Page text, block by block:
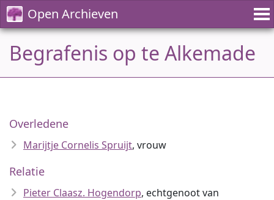
Open Archieven
Begrafenis op te Alkemade
Overledene
Marijtje Cornelis Spruijt, vrouw
Relatie
Pieter Claasz. Hogendorp, echtgenoot van